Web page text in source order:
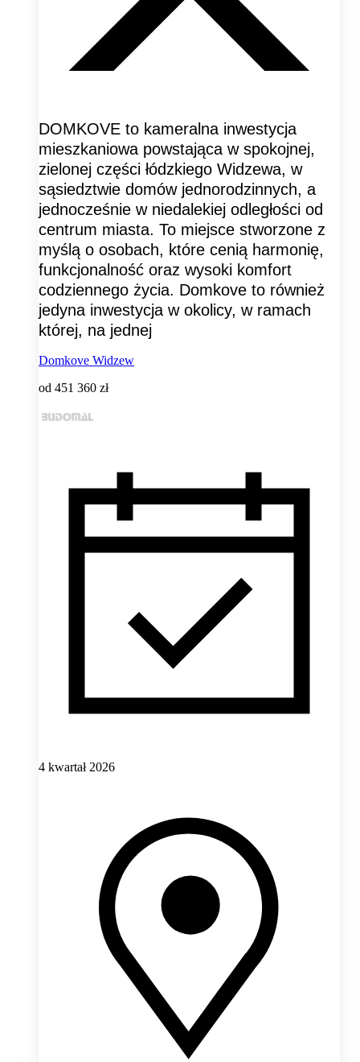
DOMKOVE to kameralna inwestycja
mieszkaniowa powstająca w spokojnej,
zielonej części łódzkiego Widzewa, w
sąsiedztwie domów jednorodzinnych, a
jednocześnie w niedalekiej odległości od
centrum miasta. To miejsce stworzone z
myślą o osobach, które cenią harmonię,
funkcjonalność oraz wysoki komfort
codziennego życia. Domkove to również
jedyna inwestycja w okolicy, w ramach
której, na jednej
Domkove Widzew
od 451 360 zł
4 kwartał 2026